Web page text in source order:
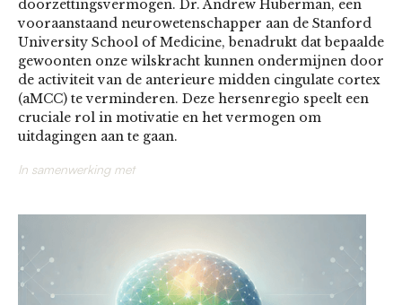
doorzettingsvermogen. Dr. Andrew Huberman, een
vooraanstaand neurowetenschapper aan de Stanford
University School of Medicine, benadrukt dat bepaalde
gewoonten onze wilskracht kunnen ondermijnen door
de activiteit van de anterieure midden cingulate cortex
(aMCC) te verminderen. Deze hersenregio speelt een
cruciale rol in motivatie en het vermogen om
uitdagingen aan te gaan.
In samenwerking met